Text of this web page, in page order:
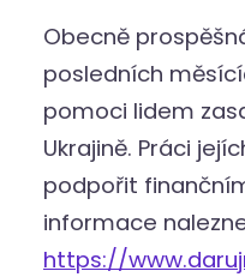
Obecně
posledních
pomoci lidem
Ukrajině. Práci
podpořit
informace
https://